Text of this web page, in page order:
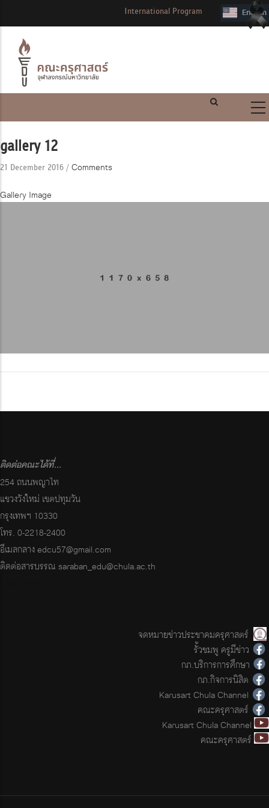
International Program
gallery 12
21 December 2016/Comments
Gallery Image
ติดต่อคณะได้ที่...
254 ถนนพญาไท
แขวงวังใหม่ เขตปทุมวัน
กรุงเทพฯ 10330
โทร. 0-2218-2400
อีเมลกลางedcu57@gmail.com
ติดต่อสารบรรณsaraban_edu@chula.ac.th
จดหมายข่าวประชาคมครุศาสตร์
รั้วชมพู ครูมีข่าว
กภ.บริการการศึกษา
กภ.กิจการนิสิต
Karusart Chula Channel
คณะครุศาสตร์
Karusart Chula Channel
คณะครุศาสตร์